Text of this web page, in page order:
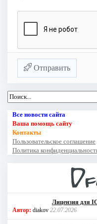
Отправить
Все новости сайта
Ваша помощь сайту
Контакты
Пользовательское соглашение
Политика
Лицензия для
Автор: diakov 22.07.2026